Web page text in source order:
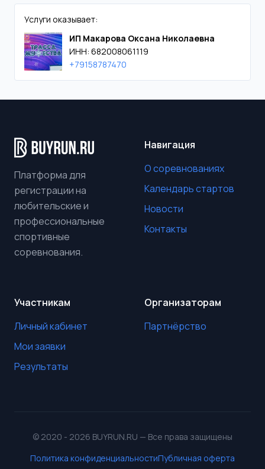
Услуги оказывает:
ИП Макарова Оксана Николаевна
ИНН: 682008061119
+79158787470
Платформа для
регистрации на
любительские и
профессиональные
спортивные
соревнования.
Навигация
О соревнованиях
Календарь стартов
Новости
Контакты
Участникам
Личный кабинет
Мои заявки
Результаты
Организаторам
Партнёрство
© 2020 - 2026 BUYRUN.RU — Все права защищены
Политика конфиденциальностиПубличная оферта